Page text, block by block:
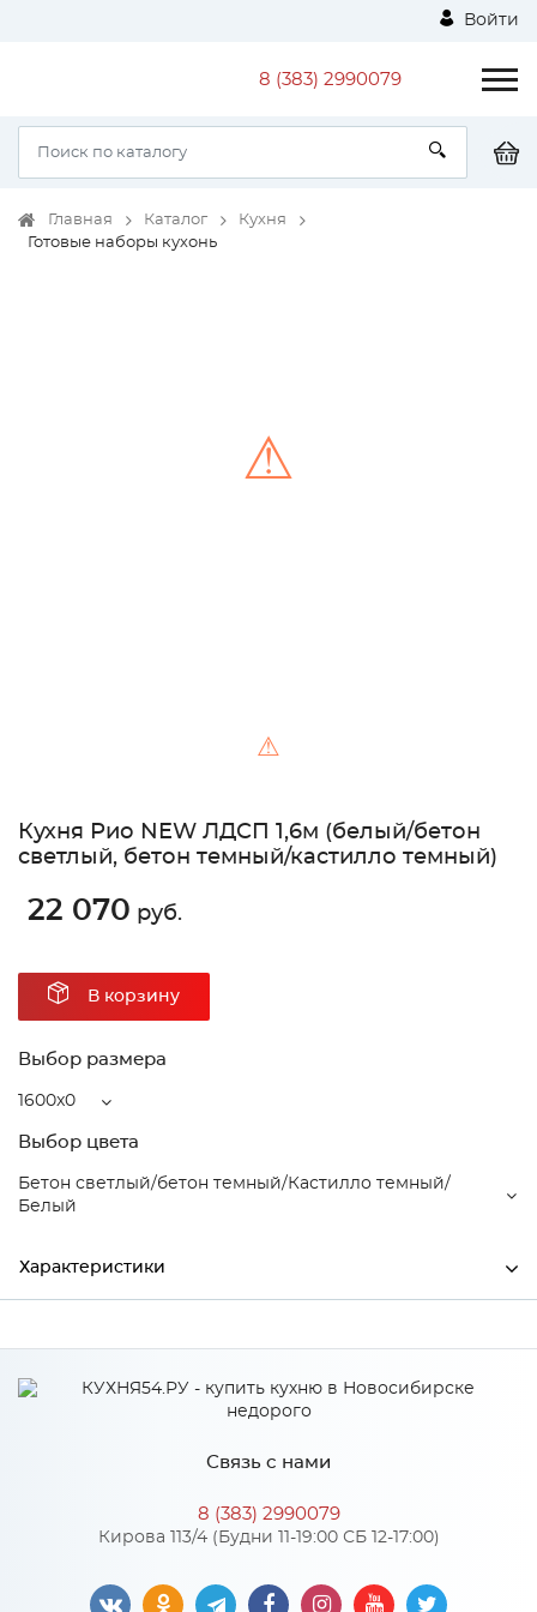
Войти
8 (383) 2990079
Главная Каталог
Кухня
Готовые наборы кухонь
⚠
⚠
Кухня Рио NEW ЛДСП 1,6м (белый/бетон
светлый, бетон темный/кастилло темный)
22 070 руб.
В корзину
Выбор размера
1600x0
Выбор цвета
Бетон светлый/бетон темный/Кастилло темный/
Белый
Характеристики
Производитель МиФ
темный/Кастилло темный/
Материал ЛДСП
Связь с нами
8 (383) 2990079
Кирова 113/4 (Будни 11-19:00 СБ 12-17:00)